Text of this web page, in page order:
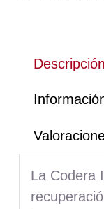
Descripción
La Codera